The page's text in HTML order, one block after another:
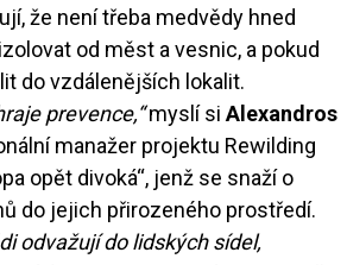
že není třeba medvědy hned
od měst a vesnic, a pokud
do vzdálenějších lokalit.
prevence,“myslí si Alexandros
manažer projektu Rewilding
opět divoká“, jenž se snaží o
do jejich přirozeného prostředí.
odvažují do lidských sídel,